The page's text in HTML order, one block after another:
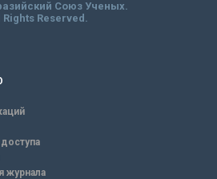
Союз Ученых.
Rights Reserved.
журнала